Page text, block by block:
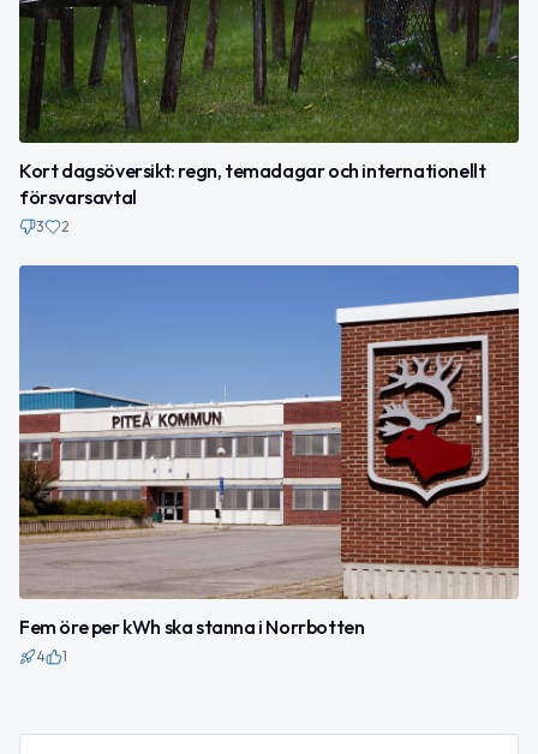
Kort dagsöversikt: regn, temadagar och internationellt
försvarsavtal
3 2
Fem öre per kWh ska stanna i Norrbotten
4 1